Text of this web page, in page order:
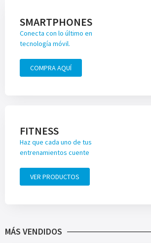
SMARTPHONES
Conecta con lo último en
tecnología móvil.
COMPRA AQUÍ
FITNESS
Haz que cada uno de tus
entrenamientos cuente
VER PRODUCTOS
MÁS VENDIDOS